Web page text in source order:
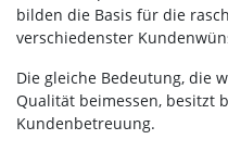
bilden die Basis für die
verschiedenster
Die gleiche Bedeutung, die
Qualität beimessen, besitzt
Kundenbetreuung.